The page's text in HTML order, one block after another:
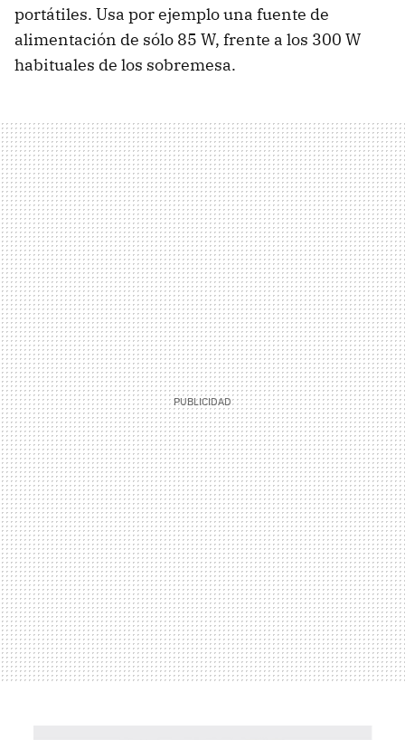
portátiles. Usa por ejemplo una fuente de
alimentación de sólo 85 W, frente a los 300 W
habituales de los sobremesa.